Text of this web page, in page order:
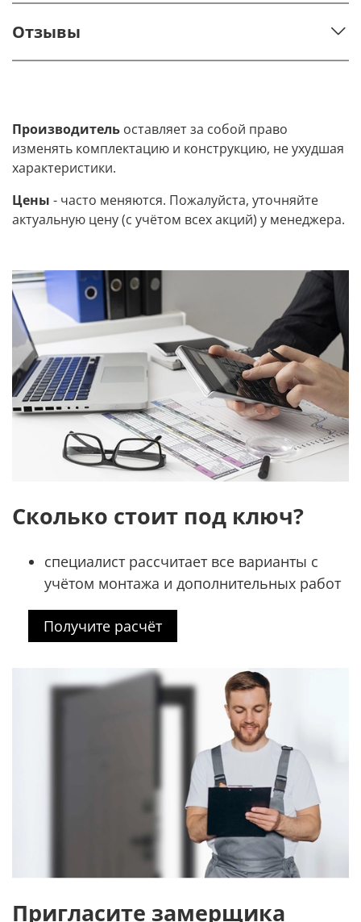
Отзывы
Производитель оставляет за собой право
изменять комплектацию и конструкцию, не ухудшая
характеристики.
Цены - часто меняются. Пожалуйста, уточняйте
актуальную цену (с учётом всех акций) у менеджера.
Сколько стоит под ключ?
специалист рассчитает все варианты с
учётом монтажа и дополнительных работ
Получите расчёт
Пригласите замерщика